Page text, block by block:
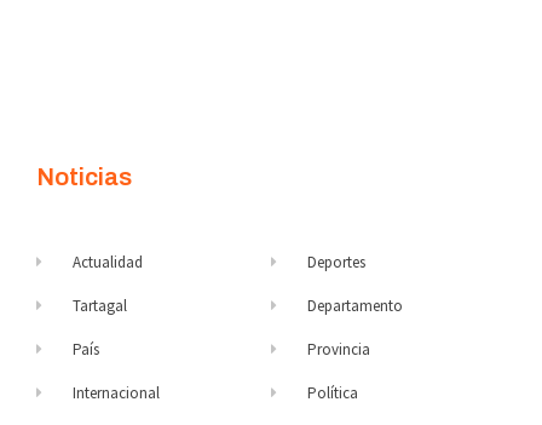
Noticias
Actualidad
Tartagal
País
Internacional
Deportes
Departamento
Provincia
Política